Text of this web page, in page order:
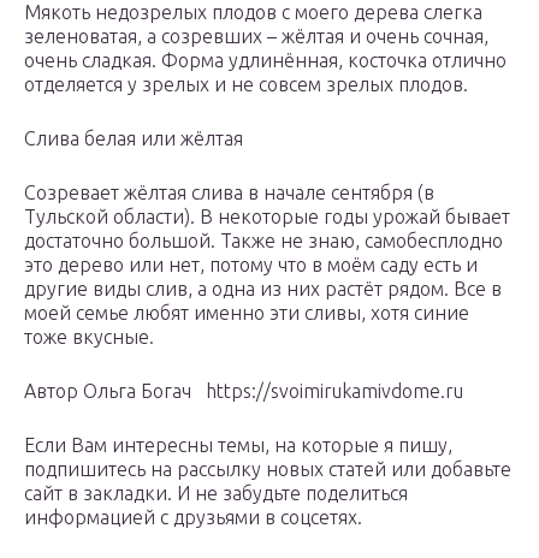
Мякоть недозрелых плодов с моего дерева слегка
зеленоватая, а созревших – жёлтая и очень сочная,
очень сладкая. Форма удлинённая, косточка отлично
отделяется у зрелых и не совсем зрелых плодов.
Слива белая или жёлтая
Созревает жёлтая слива в начале сентября (в
Тульской области). В некоторые годы урожай бывает
достаточно большой. Также не знаю, самобесплодно
это дерево или нет, потому что в моём саду есть и
другие виды слив, а одна из них растёт рядом. Все в
моей семье любят именно эти сливы, хотя синие
тоже вкусные.
Автор Ольга Богач https://svoimirukamivdome.ru
Если Вам интересны темы, на которые я пишу,
подпишитесь на рассылку новых статей или добавьте
сайт в закладки. И не забудьте поделиться
информацией с друзьями в соцсетях.